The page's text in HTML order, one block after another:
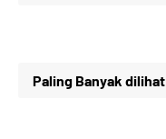
Paling Banyak dilihat